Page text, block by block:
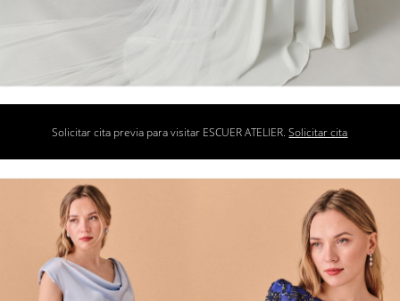
Solicitar cita previa para visitar ESCUER ATELIER.Solicitar cita